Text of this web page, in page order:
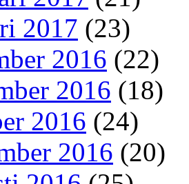
2017 (23)
2016 (22)
2016 (18)
2016 (24)
2016 (20)